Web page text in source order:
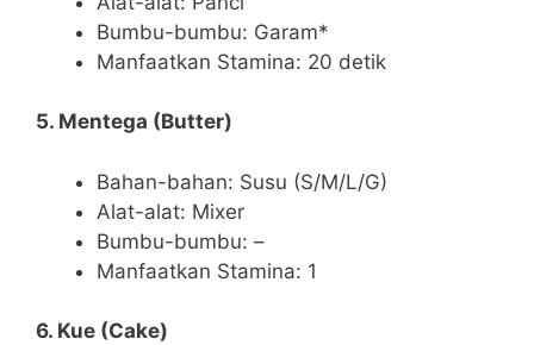
Bumbu-bumbu: Garam*
Manfaatkan Stamina: 20 detik
5. Mentega (Butter)
Bahan-bahan: Susu (S/M/L/G)
Alat-alat: Mixer
Bumbu-bumbu: –
Manfaatkan Stamina: 1
6. Kue (Cake)